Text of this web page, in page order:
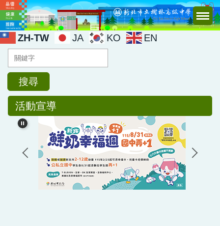
跳
到
主
要
容
ZH-TW JA KO EN
搜尋
活動宣導